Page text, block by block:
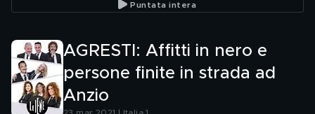
legge contro
Puntata intera
AGRESTI: Affitti in nero e
persone finite in strada ad
Anzio